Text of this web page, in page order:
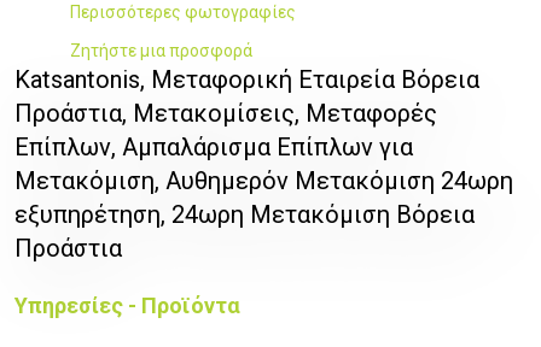
Περισσότερες φωτογραφίες
Ζητήστε μια προσφορά
Katsantonis, Μεταφορική Εταιρεία Βόρεια
Προάστια, Μετακομίσεις, Μεταφορές
Επίπλων, Αμπαλάρισμα Επίπλων για
Μετακόμιση, Αυθημερόν Μετακόμιση 24ωρη
εξυπηρέτηση, 24ωρη Μετακόμιση Βόρεια
Προάστια
Υπηρεσίες - Προϊόντα